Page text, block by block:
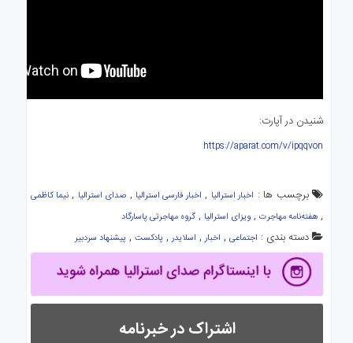
شنیدن در آپارت:
https://aparat.com/v/ipqqvon
برچسب ها : اخبار استرالیا , اخبار فارسی استرالیا , صدای استرالیا ,نیما کاظمی
, هفته‌نامه مهاجرت, ویزای استرالیا , گروه مهاجرتی پاسارگاد
دسته بندی : اجتماعی, اخبار, اسلایدر, پادکست, پیشنهاد سردبیر
اشتراک در خبرنامه